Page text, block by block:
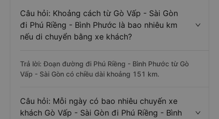
Câu hỏi: Khoảng cách từ Gò Vấp - Sài Gòn
đi Phú Riềng - Bình Phước là bao nhiêu km
nếu di chuyển bằng xe khách?
Trả lời: Đoạn đường đi Phú Riềng - Bình Phước từ Gò
Vấp - Sài Gòn có chiều dài khoảng 151 km.
Câu hỏi: Mỗi ngày có bao nhiêu chuyến xe
khách Gò Vấp - Sài Gòn đi Phú Riềng - Bình